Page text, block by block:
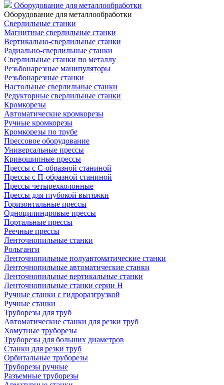
Оборудование для металлообработки
Оборудование для металлообработки
Сверлильные станки
Магнитные сверлильные станки
Вертикально-сверлильные станки
Радиально-сверлильные станки
Сверлильные станки по металлу
Резьбонарезные манипуляторы
Резьбонарезные станки
Настольные сверлильные станки
Редукторные сверлильные станки
Кромкорезы
Автоматические кромкорезы
Ручные кромкорезы
Кромкорезы по трубе
Прессовое оборудование
Универсальные прессы
Кривошипные прессы
Прессы с С-образной станиной
Прессы с П-образной станиной
Прессы четырехколонные
Прессы для глубокой вытяжки
Горизонтальные прессы
Одноцилиндровые прессы
Портальные прессы
Реечные прессы
Ленточнопильные станки
Рольганги
Ленточнопильные полуавтоматические станки
Ленточнопильные автоматические станки
Ленточнопильные вертикальные станки
Ленточнопильные станки серии H
Ручные станки с гидроразгрузкой
Ручные станки
Труборезы для труб
Автоматические станки для резки труб
Хомутные труборезы
Труборезы для больших диаметров
Станки для резки труб
Орбитальные труборезы
Труборезы ручные
Разъемные труборезы